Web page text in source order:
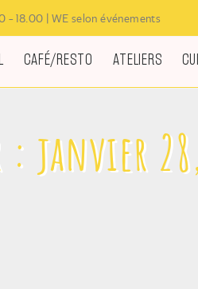
- 18.00 | WE selon événements
CAFÉ/RESTO ATELIERS
: janvier